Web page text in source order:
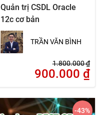
Quản trị CSDL Oracle
12c cơ bản
TRẦN VĂN BÌNH
1.800.000₫
900.000 ₫
-43%